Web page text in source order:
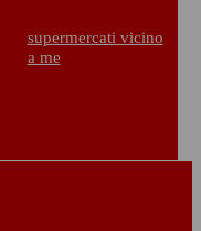
supermercati vicino
a me